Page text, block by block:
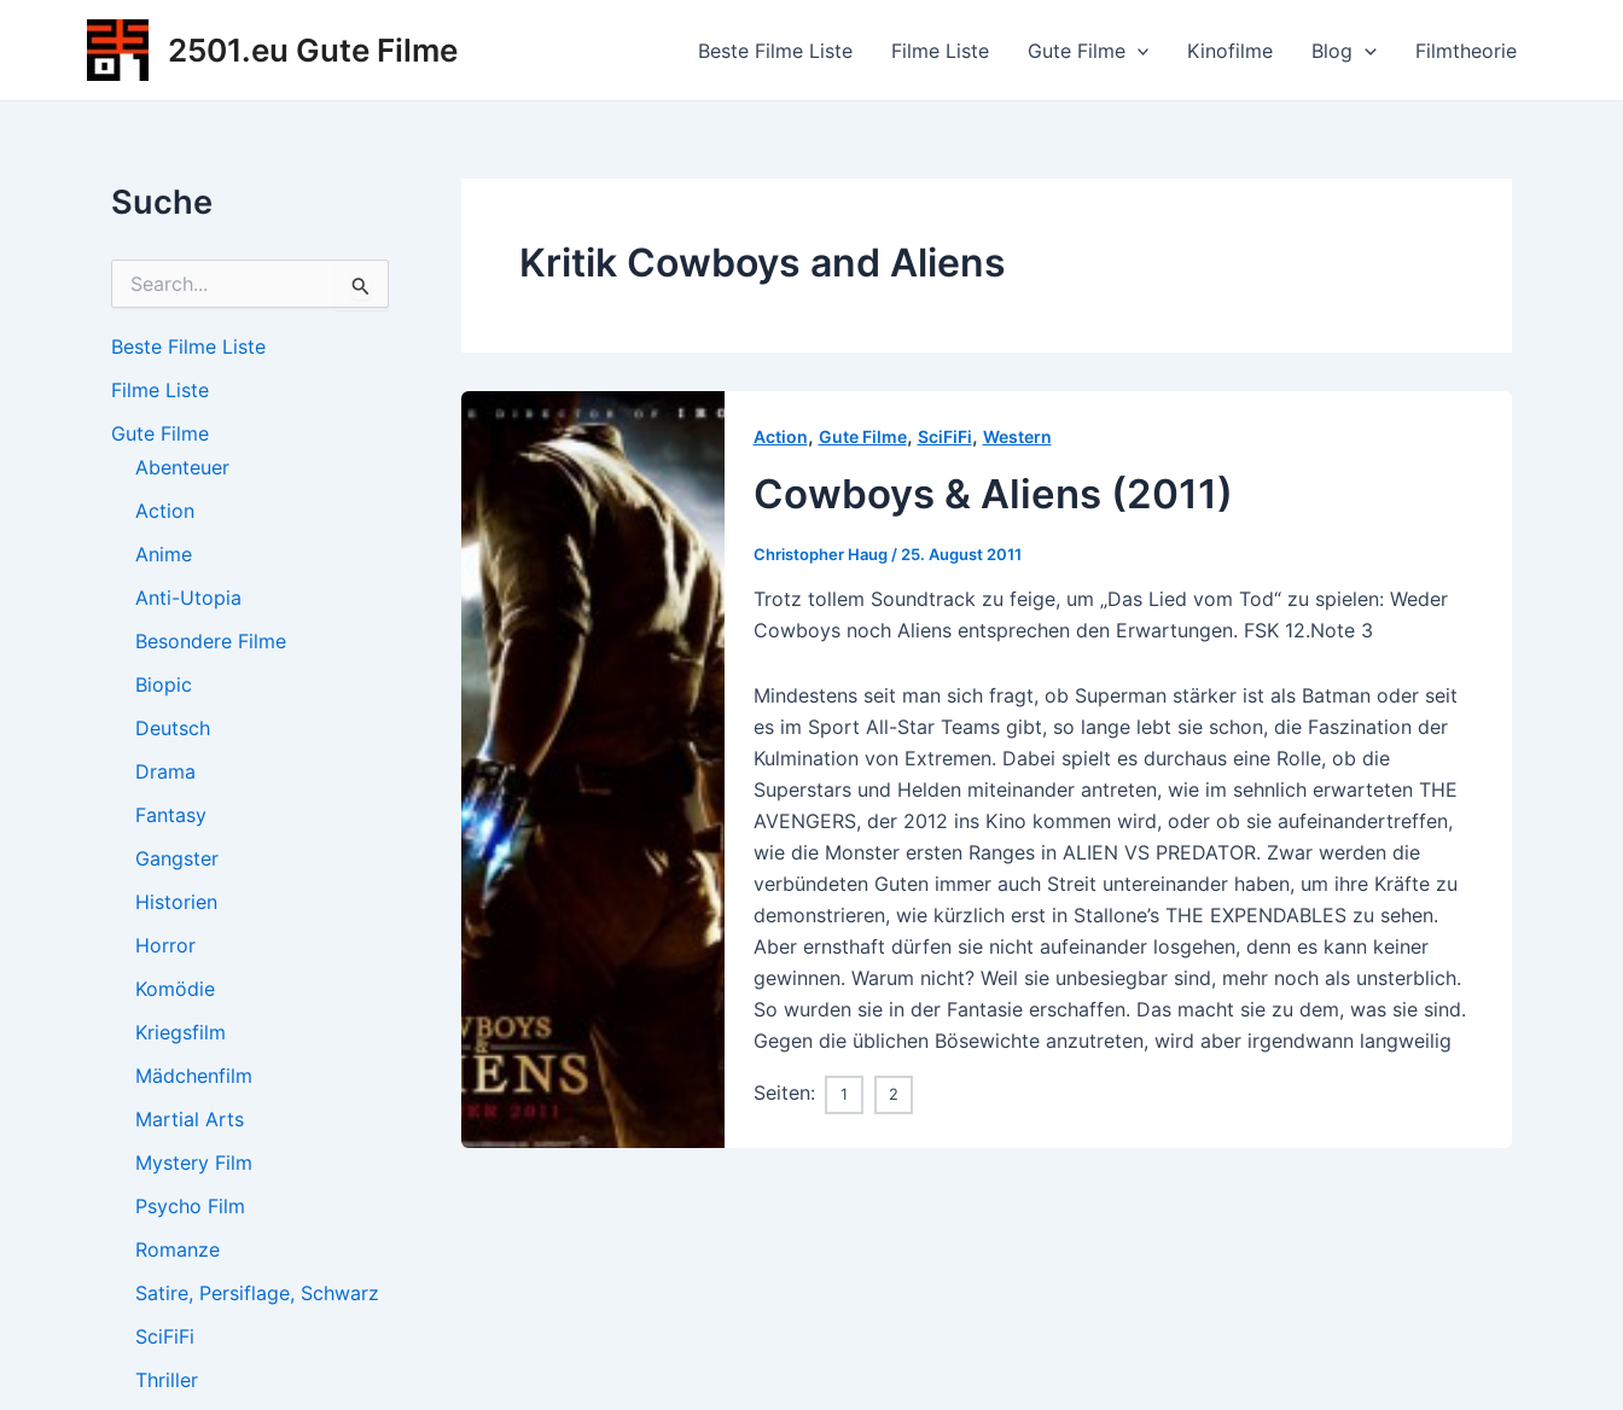
2501.eu Gute Filme Beste Filme Liste Filme Liste Gute Filme Kinofilme Blog Filmtheorie
Suche
h
n
a
Beste Filme Liste
Filme Liste
Gute Filme
Abenteuer
Action
Anime
Anti-Utopia
Besondere Filme
Biopic
Deutsch
Drama
Fantasy
Gangster
Historien
Horror
Komödie
Kriegsfilm
Mädchenfilm
Martial Arts
Mystery Film
Psycho Film
Romanze
Satire, Persiflage, Schwarz
SciFiFi
Thriller
Kritik Cowboys and Aliens
Action, Gute Filme, SciFiFi, Western
Cowboys & Aliens (2011)
Christopher Haug / 25. August 2011
Trotz tollem Soundtrack zu feige, um „Das Lied vom Tod“ zu spielen: Weder
Cowboys noch Aliens entsprechen den Erwartungen. FSK 12.Note 3
Mindestens seit man sich fragt, ob Superman stärker ist als Batman oder seit
es im Sport All-Star Teams gibt, so lange lebt sie schon, die Faszination der
Kulmination von Extremen. Dabei spielt es durchaus eine Rolle, ob die
Superstars und Helden miteinander antreten, wie im sehnlich erwarteten THE
AVENGERS, der 2012 ins Kino kommen wird, oder ob sie aufeinandertreffen,
wie die Monster ersten Ranges in ALIEN VS PREDATOR. Zwar werden die
verbündeten Guten immer auch Streit untereinander haben, um ihre Kräfte zu
demonstrieren, wie kürzlich erst in Stallone’s THE EXPENDABLES zu sehen.
Aber ernsthaft dürfen sie nicht aufeinander losgehen, denn es kann keiner
gewinnen. Warum nicht? Weil sie unbesiegbar sind, mehr noch als unsterblich.
So wurden sie in der Fantasie erschaffen. Das macht sie zu dem, was sie sind.
Gegen die üblichen Bösewichte anzutreten, wird aber irgendwann langweilig
Seiten: 1 2